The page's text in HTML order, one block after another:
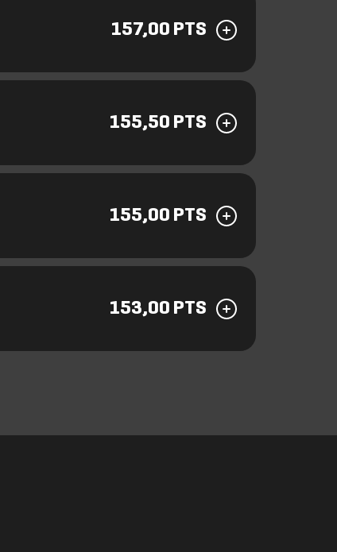
157,00 PTS
155,50 PTS
155,00 PTS
153,00 PTS